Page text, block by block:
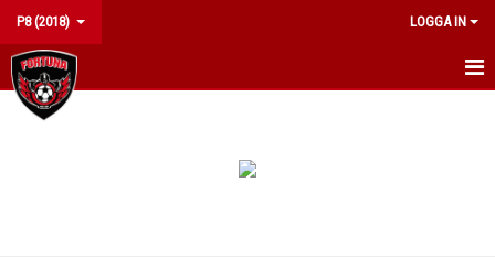
P8 (2018) LOGGA IN
HEM